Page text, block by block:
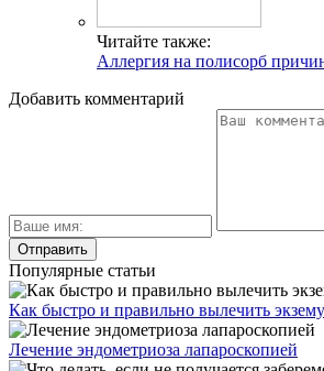
Читайте также:
Аллергия на полисорб
Добавить комментарий
Популярные статьи
Как быстро и правильно вылечить
Лечение эндометриоза лапароскопией